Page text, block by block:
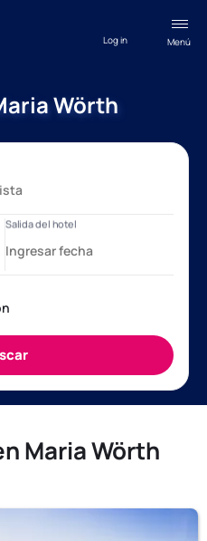
Menú
Log in
Wörth
Maria Wörth